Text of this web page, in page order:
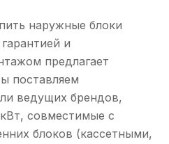
наружные блоки
и
предлагает
поставляем
ведущих брендов,
совместимые с
блоков (кассетными,